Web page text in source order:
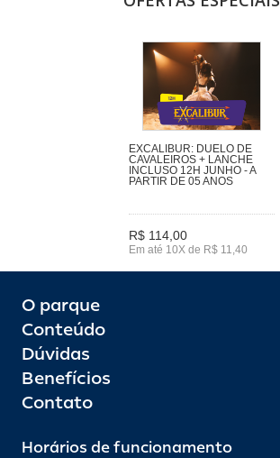
EXCALIBUR: DUELO DE
CAVALEIROS + LANCHE
INCLUSO 12H JUNHO - A
PARTIR DE 05 ANOS
R$ 114,00
Em até 10X de R$ 11,40
O parque
Conteúdo
Dúvidas
Benefícios
Contato
Horários de funcionamento